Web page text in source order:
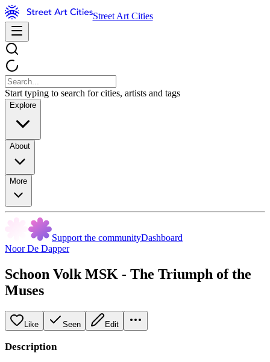
Street Art Cities
Start typing to search for cities, artists and tags
Explore
About
More
Support the communityDashboard
Noor De Dapper
Schoon Volk MSK - The Triumph of the
Muses
Like Seen Edit
Description